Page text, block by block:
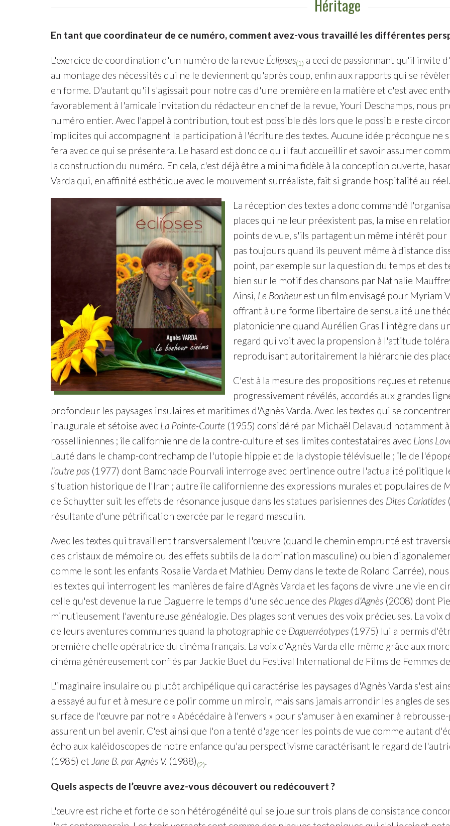
Héritage
En tant que coordinateur de ce numéro, comment avez-vous travaillé les différentes
L'exercice de coordination d'un numéro de la revue Éclipses(1) a ceci de passionnant qu'il invite
au montage des nécessités qui ne le deviennent qu'après coup, enfin aux rapports qui se
en forme. D'autant qu'il s'agissait pour notre cas d'une première en la matière et c'est avec
favorablement à l'amicale invitation du rédacteur en chef de la revue, Youri Deschamps, nous
numéro entier. Avec l'appel à contribution, tout est possible dès lors que le possible reste
implicites qui accompagnent la participation à l'écriture des textes. Aucune idée préconçue ne
fera avec ce qui se présentera. Le hasard est donc ce qu'il faut accueillir et savoir assumer
la construction du numéro. En cela, c'est déjà être a minima fidèle à la conception ouverte,
Varda qui, en affinité esthétique avec le mouvement surréaliste, fait si grande hospitalité au réel.
La réception des textes a donc commandé
places qui ne leur préexistent pas, la mise en
points de vue, s'ils partagent un même intérêt pour
pas toujours quand ils peuvent même à distance
point, par exemple sur la question du temps et
bien sur le motif des chansons par Nathalie
Ainsi, Le Bonheurest un film envisagé pour Myriam
offrant à une forme libertaire de sensualité une
platonicienne quand Aurélien Gras l'intègre dans
regard qui voit avec la propension à l'attitude
reproduisant autoritairement la hiérarchie des
C'est à la mesure des propositions reçues et
progressivement révélés, accordés aux grandes
profondeur les paysages insulaires et maritimes d'Agnès Varda. Avec les textes qui se
inaugurale et sétoise avec La Pointe-Courte (1955) considéré par Michaël Delavaud notamment
rosselliniennes ; île californienne de la contre-culture et ses limites contestataires avec Lions
Lauté dans le champ-contrechamp de l'utopie hippie et de la dystopie télévisuelle ; île de
l'autre pas(1977) dont Bamchade Pourvali interroge avec pertinence outre l'actualité politique
situation historique de l'Iran ; autre île californienne des expressions murales et populaires de
de Schuytter suit les effets de résonance jusque dans les statues parisiennes des Dites Cariatides
résultante d'une pétrification exercée par le regard masculin.
Avec les textes qui travaillent transversalement l'œuvre (quand le chemin emprunté est
des cristaux de mémoire ou des effets subtils de la domination masculine) ou bien
comme le sont les enfants Rosalie Varda et Mathieu Demy dans le texte de Roland Carrée),
les textes qui interrogent les manières de faire d'Agnès Varda et les façons de vivre une vie en
celle qu'est devenue la rue Daguerre le temps d'une séquence des Plages d'Agnès(2008) dont
minutieusement l'aventureuse généalogie. Des plages sont venues des voix précieuses. La
de leurs aventures communes quand la photographie de Daguerréotypes(1975) lui a permis
première cheffe opératrice du cinéma français. La voix d'Agnès Varda elle-même grâce aux
cinéma généreusement confiés par Jackie Buet du Festival International de Films de Femmes
L'imaginaire insulaire ou plutôt archipélique qui caractérise les paysages d'Agnès Varda s'est
a essayé au fur et à mesure de polir comme un miroir, mais sans jamais arrondir les angles de
surface de l'œuvre par notre « Abécédaire à l'envers » pour s'amuser à en examiner à
assurent un bel avenir. C'est ainsi que l'on a tenté d'agencer les points de vue comme autant
écho aux kaléidoscopes de notre enfance qu'au perspectivisme caractérisant le regard de
(1985) et Jane B. par Agnès V.(1988)(2).
Quels aspects de l’œuvre avez-vous découvert ou redécouvert ?
L'œuvre est riche et forte de son hétérogénéité qui se joue sur trois plans de consistance